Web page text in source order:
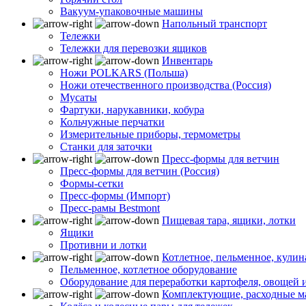
Вакуум-упаковочные машины
Напольный транспорт
Тележки
Тележки для перевозки ящиков
Инвентарь
Ножи POLKARS (Польша)
Ножи отечественного производства (Россия)
Мусаты
Фартуки, нарукавники, кобура
Кольчужные перчатки
Измерительные приборы, термометры
Станки для заточки
Пресс-формы для ветчин
Пресс-формы для ветчин (Россия)
Формы-сетки
Пресс-формы (Импорт)
Пресс-рамы Bestmont
Пищевая тара, ящики, лотки
Ящики
Противни и лотки
Котлетное, пельменное,
Пельменное, котлетное оборудование
Оборудование для переработки картофеля, овощей
Комплектующие, расходные